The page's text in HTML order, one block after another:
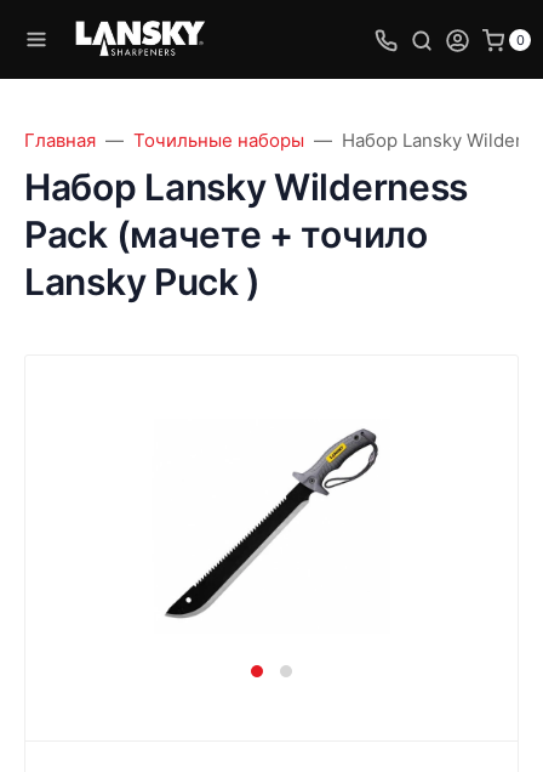
0
Главная Точильные наборы Набор Lansky
Набор Lansky Wilderness
Pack (мачете + точило
Lansky Puck )